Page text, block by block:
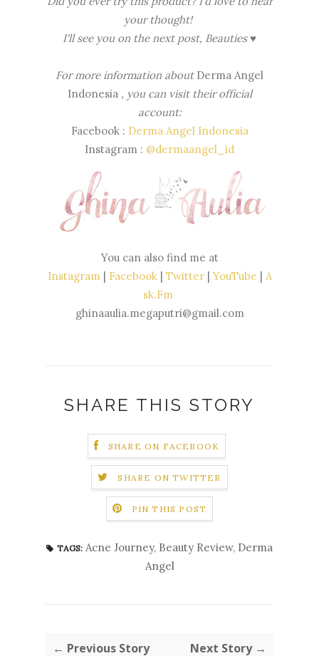
your thought!
I'll see you on the next post, Beauties ♥
For more information about Derma Angel
Indonesia , you can visit their official
account:
Facebook : Derma Angel Indonesia
Instagram : @dermaangel_id
You can also find me at
Instagram | Facebook| Twitter|YouTube | A
sk.Fm
ghinaaulia.megaputri@gmail.com
SHARE THIS STORY
SHARE ON FACEBOOK
SHARE ON TWITTER
PIN THIS POST
TAGS: Acne Journey, Beauty Review, Derma
Angel
← Previous Story Next Story →